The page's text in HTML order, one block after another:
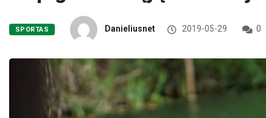
SPORTAS Danieliusnet 2019-05-29 0